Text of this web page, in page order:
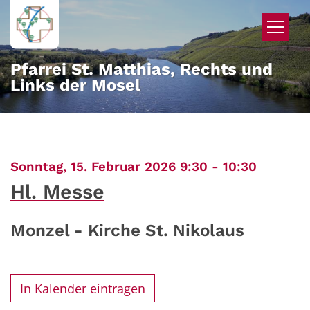
Zum Inhalt springen
Pfarrei St. Matthias, Rechts und
Links der Mosel
Sonntag, 15. Februar 2026 9:30 - 10:30
Hl. Messe
Monzel - Kirche St. Nikolaus
In Kalender eintragen